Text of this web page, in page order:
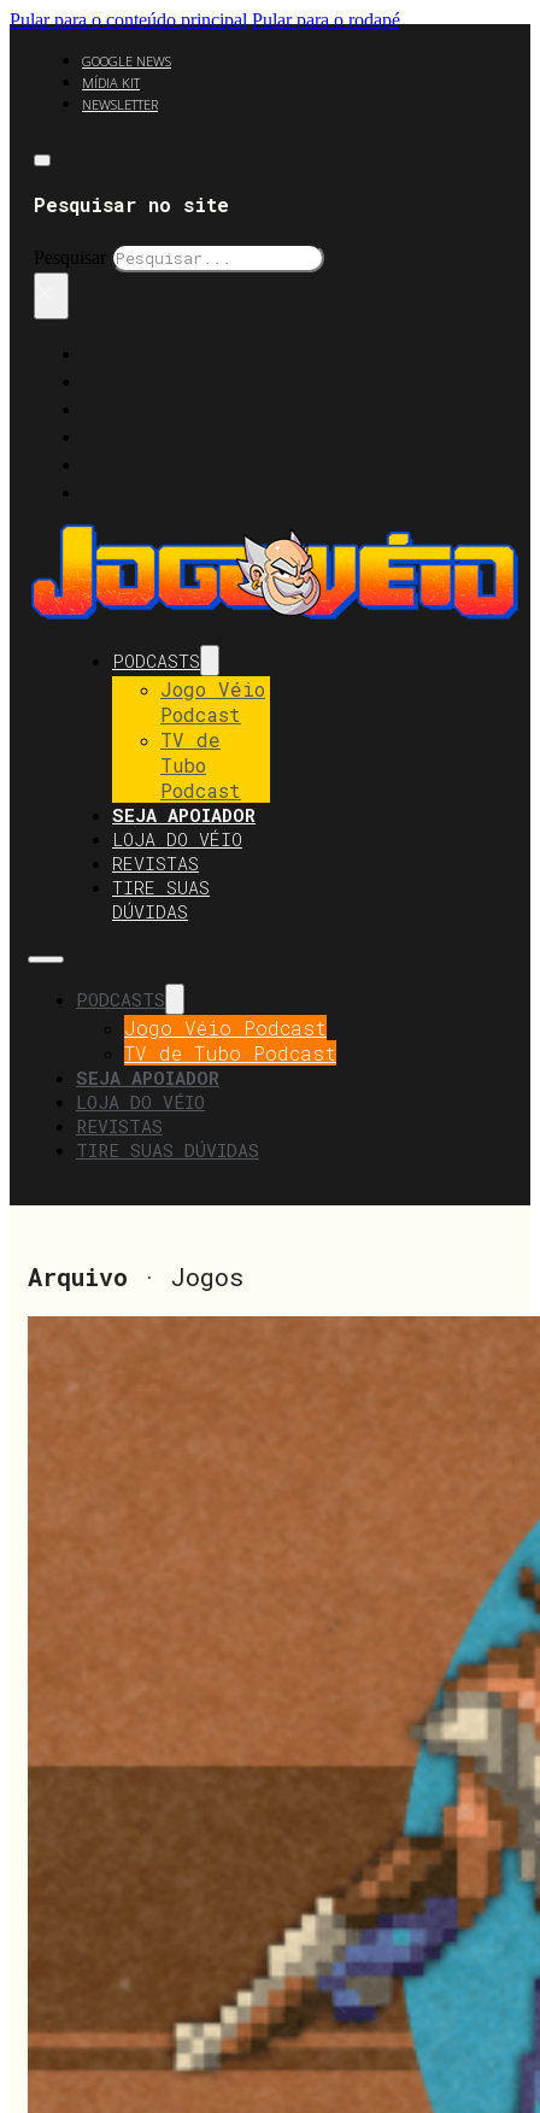
Pular para o conteúdo principal Pular para o rodapé
GOOGLE NEWS
MÍDIA KIT
NEWSLETTER
Pesquisar no site
Pesquisar
PODCASTS
Jogo Véio
Podcast
TV de
Tubo
Podcast
SEJA APOIADOR
LOJA DO VÉIO
REVISTAS
TIRE SUAS
DÚVIDAS
PODCASTS
Jogo Véio Podcast
TV de Tubo Podcast
SEJA APOIADOR
LOJA DO VÉIO
REVISTAS
TIRE SUAS DÚVIDAS
Arquivo · Jogos